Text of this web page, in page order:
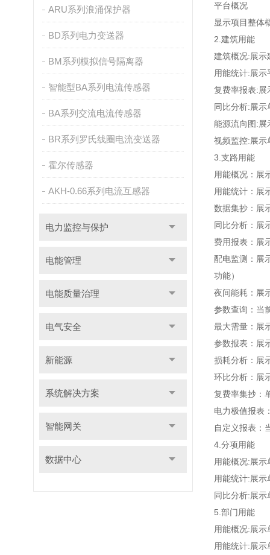
ARU系列浪涌保护器
BD系列电力变送器
BM系列模拟信号隔离器
智能型BA系列电流传感器
BA系列交流电流传感器
BR系列罗氏线圈电流变送器
霍尔传感器
AKH-0.66系列电流互感器
电力监控与保护
电能管理
电能质量治理
电气安全
新能源
系统解决方案
智能网关
数据中心
平台概况
显示项目整体
2.建筑用能
建筑概况:展示
用能统计:展
复费率报表:展
同比分析:展
能源流向图:展
视频监控:展示
3.支路用能
用能概况：展
用能统计：展
数据集抄：展
同比分析：展
费用报表：展
配电监测：展
功能）
夜间能耗：展
参数查询：当
最大需量：展
参数报表：展
损耗分析：展
环比分析：展
复费率集抄：
电力极值报表
自定义报表：
4.分项用能
用能概况:展
用能统计:展
同比分析:展
5.部门用能
用能概况:展
用能统计:展